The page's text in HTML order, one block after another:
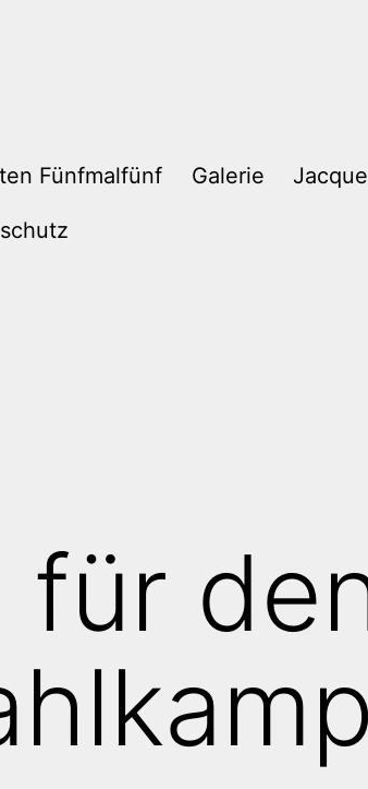
Fünfmalfünf Galerie